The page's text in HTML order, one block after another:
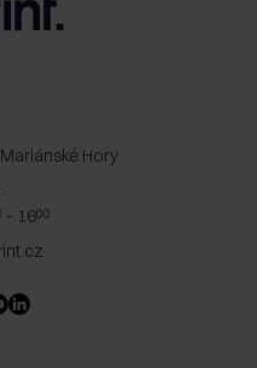
Hory
- 1600